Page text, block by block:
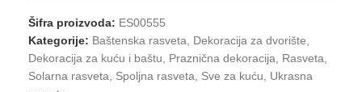
Šifra proizvoda: ES00555
Kategorije: Baštenska rasveta, Dekoracija za dvorište,
Dekoracija za kuću i baštu, Praznična dekoracija, Rasveta,
Solarna rasveta, Spoljna rasveta, Sve za kuću, Ukrasna